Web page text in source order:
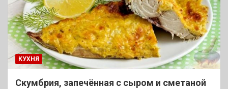
КУХНЯ
Скумбрия, запечённая с сыром и сметаной